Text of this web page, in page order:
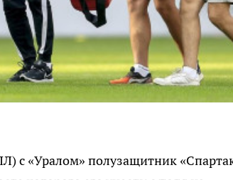
с «Уралом» полузащитник